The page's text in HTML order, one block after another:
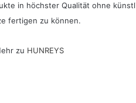
in höchster Qualität ohne
fertigen zu können.
zu HUNREYS